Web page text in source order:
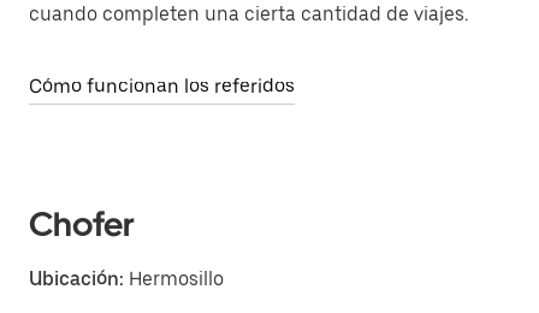
cuando completen una cierta cantidad de viajes.
Cómo funcionan los referidos
Chofer
Ubicación: Hermosillo